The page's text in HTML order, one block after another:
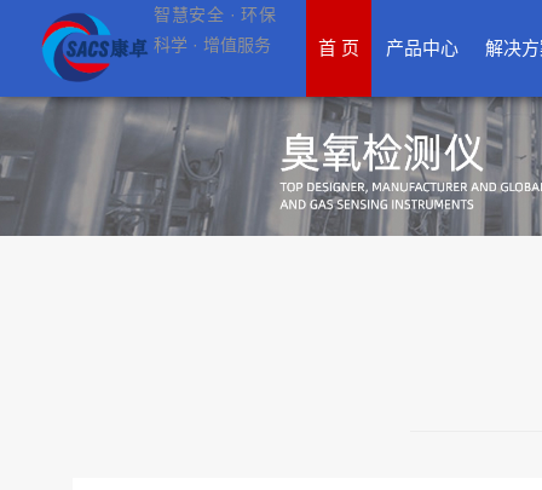
智慧安全 · 环保
科学 · 增值服务
首 页 产品中心 解决